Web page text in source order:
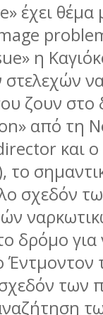
έχει θέμα
η
στελεχών
ζουν
από τη
και ο
σχεδόν
δρόμο
Έντμοντον
των